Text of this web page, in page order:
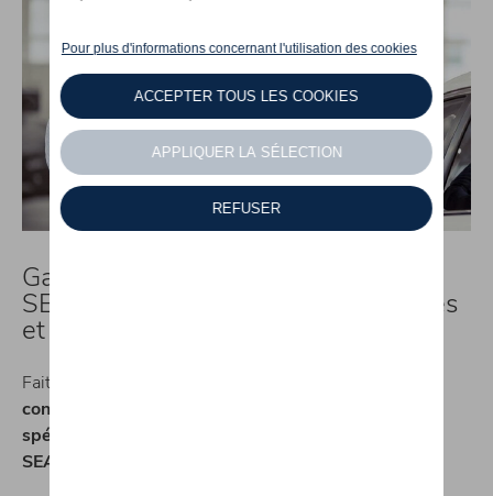
Garages Volkswagen, Audi,
SEAT, ŠKODA, Volkswagen utilitaires
et CUPRA
Faites l’acquisition d’un
confiance
spécialistes des marques Volkswagen, Audi,
SEAT,